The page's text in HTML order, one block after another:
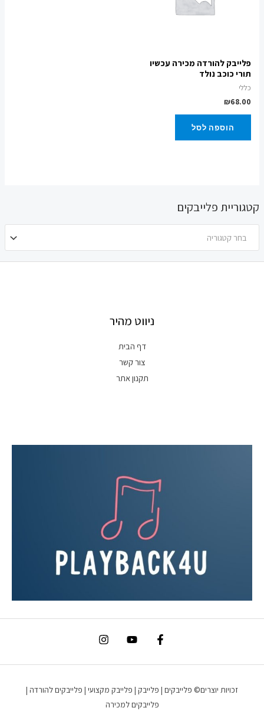
קטגוריית פלייבקים
בחר קטגוריה
פלייבק להורדה מכירה עכשיו
תורי כוכב נולד
כללי
₪68.00
הוספה לסל
ניווט מהיר
דף הבית
צור קשר
תקנון אתר
זכויות יוצרים© פלייבקים | פלייבק | פלייבק מקצועי | פלייבקים להורדה |
פלייבקים למכירה